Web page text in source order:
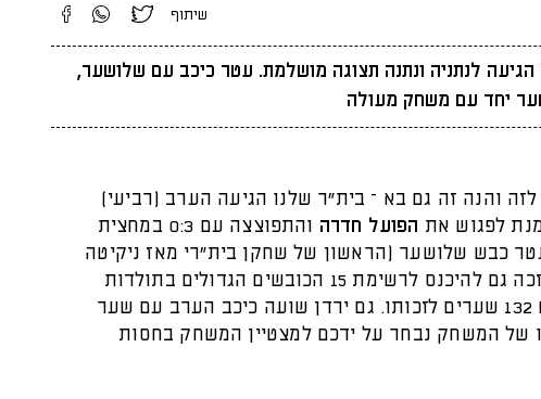
שיתוף
הגיעה לנתניה ונתנה תצוגה מושלמת. עטר כיכב עם שלושער,
יחד עם משחק מעולה
לזה והנה זה גם בא – בית״ר שלנו הגיעה הערב (רביעי)
לפגוש את הפועל חדרה
והתפוצצה עם 0:3 במחצית
עטר כבש שלושער (הראשון של שחקן בית״רי מאז ניקיטה
רוקאביצה ב-2015) וזכה גם להיכנס לרשימת 15 הכובשים הגדולים בתולדות
הליגה הישראלית עם 132 שערים לזכותו. גם ירדן שועה כיכב הערב עם שער
של המשחק נבחר על ידכם למצטיין המשחק בחסות